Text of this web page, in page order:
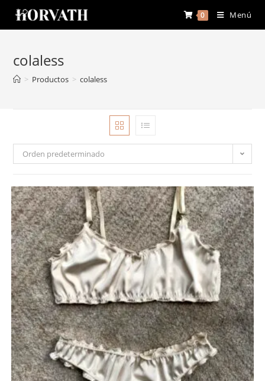
0 Menú
colaless
> Productos > colaless
Orden predeterminado